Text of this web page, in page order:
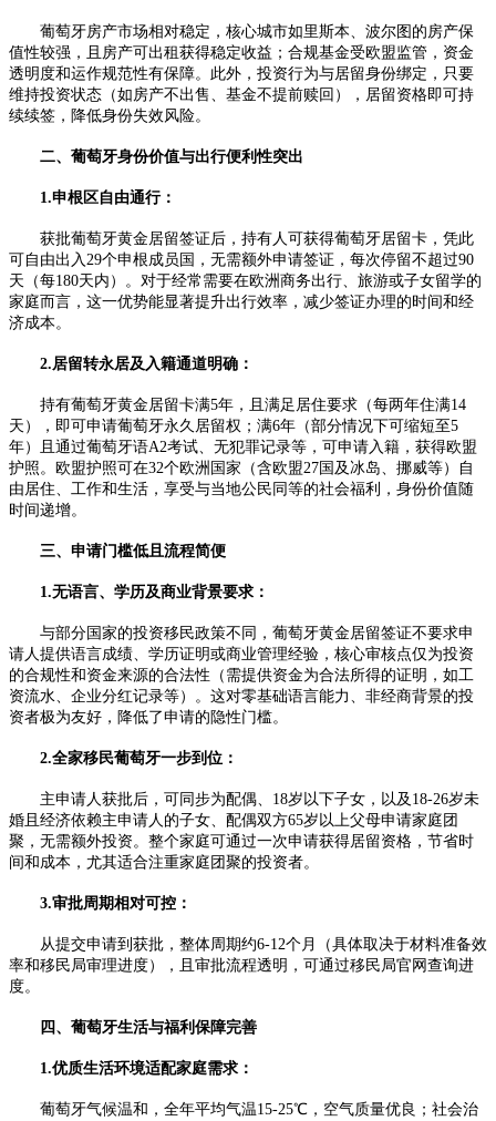
葡萄牙房产市场相对稳定，核心城市如里斯本、波尔图的房产保
值性较强，且房产可出租获得稳定收益；合规基金受欧盟监管，资金
透明度和运作规范性有保障。此外，投资行为与居留身份绑定，只要
维持投资状态（如房产不出售、基金不提前赎回），居留资格即可持
续续签，降低身份失效风险。​
二、葡萄牙身份价值与出行便利性突出​
1.申根区自由通行：
获批葡萄牙黄金居留签证后，持有人可获得葡萄牙居留卡，凭此
可自由出入29个申根成员国，无需额外申请签证，每次停留不超过90
天（每180天内）。对于经常需要在欧洲商务出行、旅游或子女留学的
家庭而言，这一优势能显著提升出行效率，减少签证办理的时间和经
济成本。​
2.居留转永居及入籍通道明确：
持有葡萄牙黄金居留卡满5年，且满足居住要求（每两年住满14
天），即可申请葡萄牙永久居留权；满6年（部分情况下可缩短至5
年）且通过葡萄牙语A2考试、无犯罪记录等，可申请入籍，获得欧盟
护照。欧盟护照可在32个欧洲国家（含欧盟27国及冰岛、挪威等）自
由居住、工作和生活，享受与当地公民同等的社会福利，身份价值随
时间递增。​
三、申请门槛低且流程简便​
1.无语言、学历及商业背景要求：
与部分国家的投资移民政策不同，葡萄牙黄金居留签证不要求申
请人提供语言成绩、学历证明或商业管理经验，核心审核点仅为投资
的合规性和资金来源的合法性（需提供资金为合法所得的证明，如工
资流水、企业分红记录等）。这对零基础语言能力、非经商背景的投
资者极为友好，降低了申请的隐性门槛。​
2.全家移民葡萄牙一步到位：
主申请人获批后，可同步为配偶、18岁以下子女，以及18-26岁未
婚且经济依赖主申请人的子女、配偶双方65岁以上父母申请家庭团
聚，无需额外投资。整个家庭可通过一次申请获得居留资格，节省时
间和成本，尤其适合注重家庭团聚的投资者。​
3.审批周期相对可控：
从提交申请到获批，整体周期约6-12个月（具体取决于材料准备效
率和移民局审理进度），且审批流程透明，可通过移民局官网查询进
度。
四、葡萄牙生活与福利保障完善​
1.优质生活环境适配家庭需求：
葡萄牙气候温和，全年平均气温15-25℃，空气质量优良；社会治